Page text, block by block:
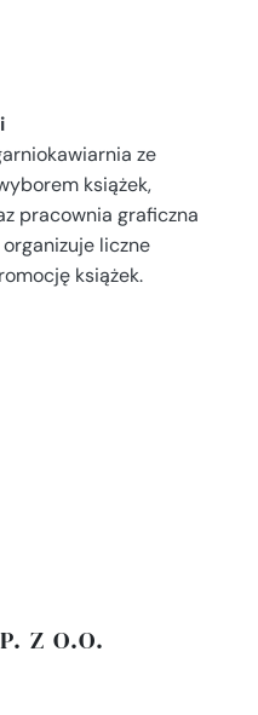
ze
książek,
pracownia graficzna
organizuje liczne
książek.
Z O.O.